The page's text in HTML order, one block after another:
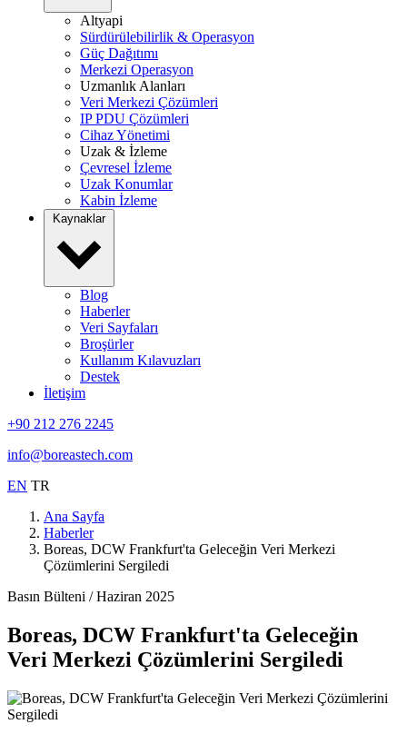
Altyapi
Sürdürülebilirlik & Operasyon
Güç Dağıtımı
Merkezi Operasyon
Uzmanlık Alanları
Veri Merkezi Çözümleri
IP PDU Çözümleri
Cihaz Yönetimi
Uzak & İzleme
Çevresel İzleme
Uzak Konumlar
Kabin İzleme
Kaynaklar
Blog
Haberler
Veri Sayfaları
Broşürler
Kullanım Kılavuzları
Destek
İletişim
+90 212 276 2245
info@boreastech.com
EN TR
Ana Sayfa
Haberler
Boreas, DCW Frankfurt'ta Geleceğin Veri Merkezi
Çözümlerini Sergiledi
Basın Bülteni / Haziran 2025
Boreas, DCW Frankfurt'ta Geleceğin
Veri Merkezi Çözümlerini Sergiledi